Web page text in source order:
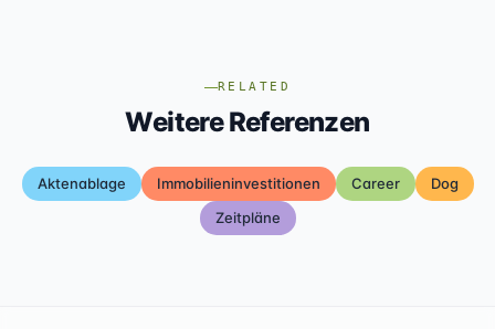
RELATED
Weitere Referenzen
Aktenablage Immobilieninvestitionen Career
Dog
Zeitpläne